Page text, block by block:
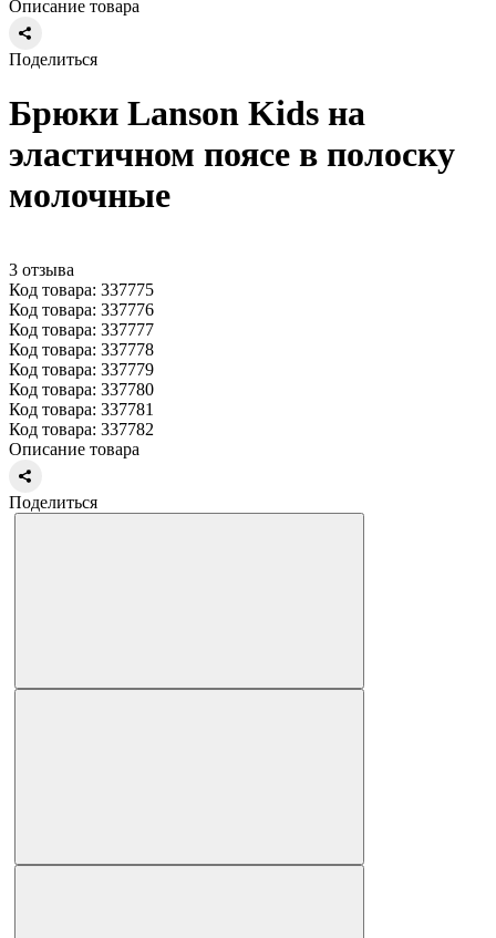
Описание товара
Поделиться
Брюки Lanson Kids на
эластичном поясе в полоску
молочные
3 отзыва
Код товара: 337775
Код товара: 337776
Код товара: 337777
Код товара: 337778
Код товара: 337779
Код товара: 337780
Код товара: 337781
Код товара: 337782
Описание товара
Поделиться